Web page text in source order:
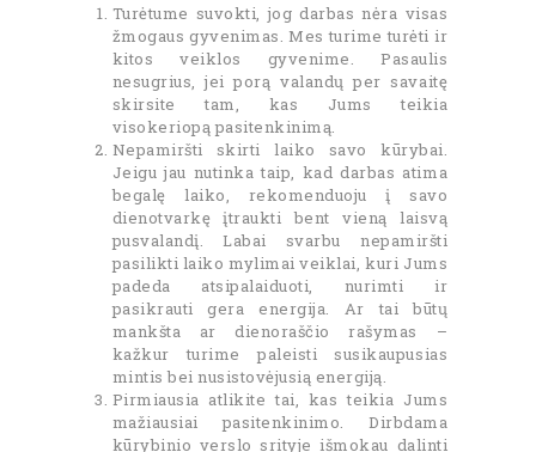
Turėtume suvokti, jog darbas nėra visas
žmogaus gyvenimas. Mes turime turėti ir
kitos veiklos gyvenime. Pasaulis
nesugrius, jei porą valandų per savaitę
skirsite tam, kas Jums teikia
visokeriopą pasitenkinimą.
Nepamiršti skirti laiko savo kūrybai.
Jeigu jau nutinka taip, kad darbas atima
begalę laiko, rekomenduoju į savo
dienotvarkę įtraukti bent vieną laisvą
pusvalandį. Labai svarbu nepamiršti
pasilikti laiko mylimai veiklai, kuri Jums
padeda atsipalaiduoti, nurimti ir
pasikrauti gera energija. Ar tai būtų
mankšta ar dienoraščio rašymas –
kažkur turime paleisti susikaupusias
mintis bei nusistovėjusią energiją.
Pirmiausia atlikite tai, kas teikia Jums
mažiausiai pasitenkinimo. Dirbdama
kūrybinio verslo srityje išmokau dalinti